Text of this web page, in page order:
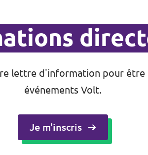
lettre d'information pour être
événements Volt.
Je m'inscris